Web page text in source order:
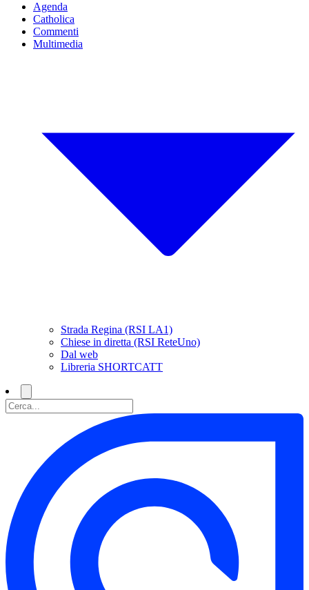
Agenda
Catholica
Commenti
Multimedia
Strada Regina (RSI LA1)
Chiese in diretta (RSI ReteUno)
Dal web
Libreria SHORTCATT